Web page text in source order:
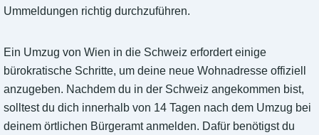
Ummeldungen richtig durchzuführen.
Ein Umzug von Wien in die Schweiz erfordert einige
bürokratische Schritte, um deine neue Wohnadresse offiziell
anzugeben. Nachdem du in der Schweiz angekommen bist,
solltest du dich innerhalb von 14 Tagen nach dem Umzug bei
deinem örtlichen Bürgeramt anmelden. Dafür benötigst du